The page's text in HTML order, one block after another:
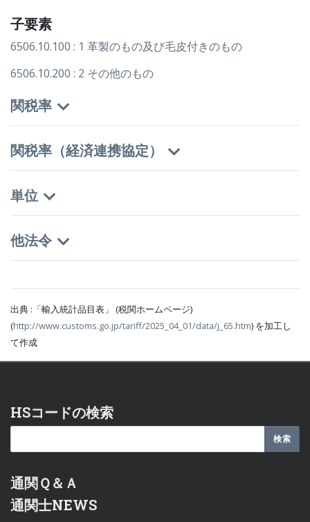
子要素
6506.10.100 : 1 革製のもの及び毛皮付きのもの
6506.10.200 : 2 その他のもの
関税率
関税率（経済連携協定）
単位
他法令
出典 :「輸入統計品目表」 (税関ホームページ)
(http://www.customs.go.jp/tariff/2025_04_01/data/j_65.htm) を加工し
て作成
HSコードの検索
通関Ｑ＆Ａ
通関士NEWS